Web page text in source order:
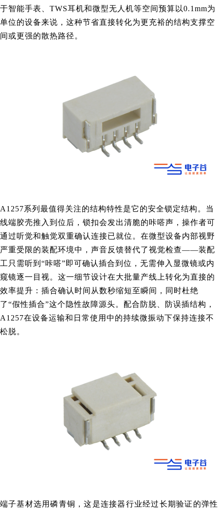
于智能手表、TWS耳机和微型无人机等空间预算以0.1mm为
单位的设备来说，这种节省直接转化为更充裕的结构支撑空
间或更强的散热路径。
A1257系列最值得关注的结构特性是它的安全锁定结构。当
线端胶壳推入到位后，锁扣会发出清脆的咔嗒声，操作者可
通过听觉和触觉双重确认连接已就位。在微型设备内部视野
严重受限的装配环境中，声音反馈替代了视觉检查——装配
工只需听到“咔嗒”即可确认插合到位，无需伸入显微镜或内
窥镜逐一目视。这一细节设计在大批量产线上转化为直接的
效率提升：插合确认时间从数秒缩短至瞬间，同时杜绝
了“假性插合”这个隐性故障源头。配合防脱、防误插结构，
A1257在设备运输和日常使用中的持续微振动下保持连接不
松脱。
端子基材选用磷青铜，这是连接器行业经过长期验证的弹性